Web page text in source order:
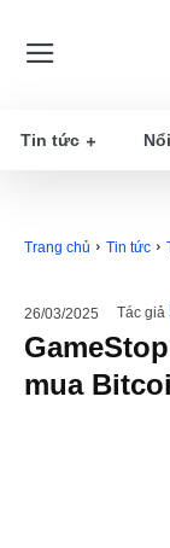
Tin tức
Trang chủ Tin tức
26/03/2025 Tác giả
mua